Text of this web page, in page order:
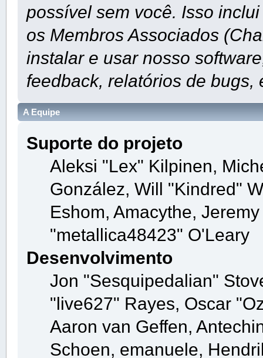
possível sem você. Isso
os Membros Associados
instalar e usar nosso
feedback, relatórios de bugs,
A Equipe
Suporte do projeto
Aleksi "Lex" Kilpinen,
González, Will "Kindred"
Eshom, Amacythe,
"metallica48423" O'Leary
Desenvolvimento
Jon "Sesquipedalian"
"live627" Rayes, Oscar
Aaron van Geffen,
Schoen, emanuele,